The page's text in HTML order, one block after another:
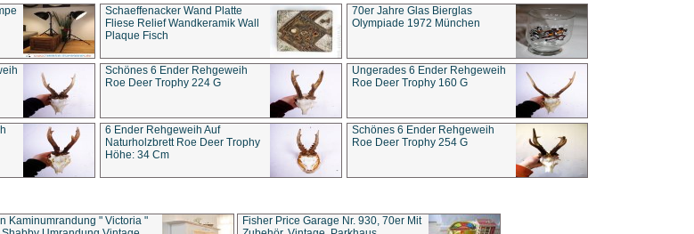
Schaeffenacker Wand Platte
Fliese Relief Wandkeramik Wall
Plaque Fisch
70er Jahre Glas Bierglas
Olympiade 1972 München
Schönes 6 Ender Rehgeweih
Roe Deer Trophy 224 G
Ungerades 6 Ender Rehgeweih
Roe Deer Trophy 160 G
6 Ender Rehgeweih Auf
Naturholzbrett Roe Deer Trophy
Höhe: 34 Cm
Schönes 6 Ender Rehgeweih
Roe Deer Trophy 254 G
Kaminumrandung " Victoria "
Fisher Price Garage Nr. 930, 70er Mit